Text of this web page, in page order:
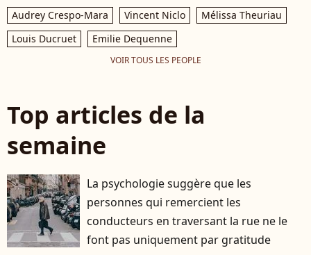
Audrey Crespo-Mara Vincent Niclo
Mélissa Theuriau
Louis Ducruet
Emilie Dequenne
VOIR TOUS LES PEOPLE
Top articles de la
semaine
La psychologie suggère que les
personnes qui remercient les
conducteurs en traversant la rue ne le
font pas uniquement par gratitude